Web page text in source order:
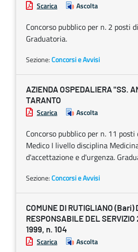
Scarica Ascolta
Concorso pubblico per n. 2 posti
Graduatoria.
Sezione:Concorsi e Avvisi
AZIENDA OSPEDALIERA "SS.
TARANTO
Scarica Ascolta
Concorso pubblico per n. 11
Medico I livello disciplina
d'accettazione e d'urgenza.
Sezione:Concorsi e Avvisi
COMUNE DI RUTIGLIANO (Bari)
RESPONSABILE DEL
1999, n. 104
Scarica Ascolta